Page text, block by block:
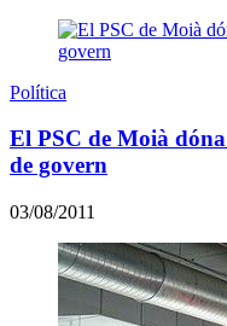
Política
El PSC de Moià
de govern
03/08/2011